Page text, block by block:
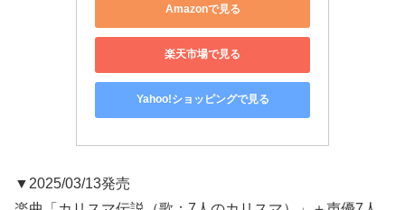
Amazonで見る
楽天市場で見る
Yahoo!ショッピングで見る
▼2025/03/13発売